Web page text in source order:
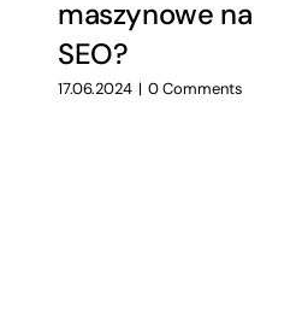
maszynowe na
SEO?
17.06.2024 | 0 Comments